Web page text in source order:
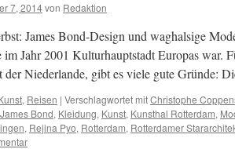
7, 2014von Redaktion
James Bond-Design und waghalsige
Jahr 2001 Kulturhauptstadt Europas war.
der Niederlande, gibt es viele gute Gründe:
, Reisen | Verschlagwortet mitChristophe
James Bond, Kleidung, Kunst, Kunsthal Rotterdam,
, Rejina Pyo, Rotterdam, Rotterdamer